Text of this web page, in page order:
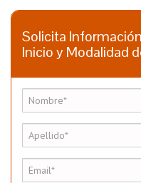
Solicita
Inicio y Modalidad